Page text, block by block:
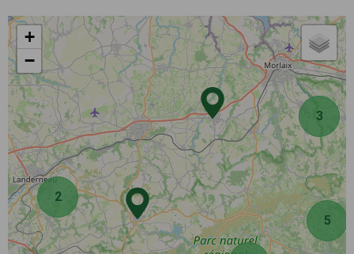
2
3
5
+
−